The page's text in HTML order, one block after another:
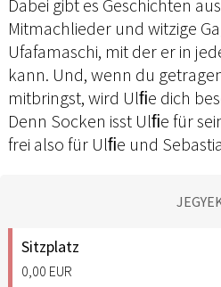
Dabei gibt es Geschichten
Mitmachlieder und witzige
Ufafamaschi, mit der er in
kann. Und, wenn du
mitbringst, wird Ulﬁe dich
Denn Socken isst Ulﬁe für
frei also für Ulﬁe und
Sitzplatz
0,00 EUR